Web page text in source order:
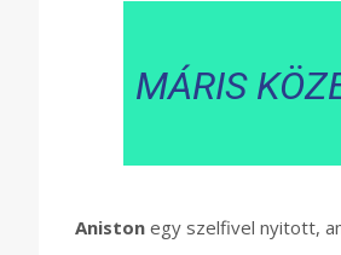
MÁRIS
Aniston egy szelfivel nyitott,